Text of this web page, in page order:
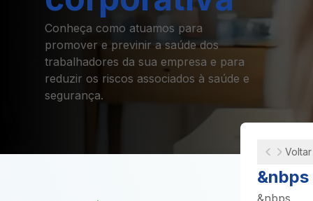
Voltar
&nbps
&nbps
Conheça como atuamos para
promover e previnir a saúde dos
trabalhadores da sua empresa e para
reduzir os riscos associados à saúde e
segurança.